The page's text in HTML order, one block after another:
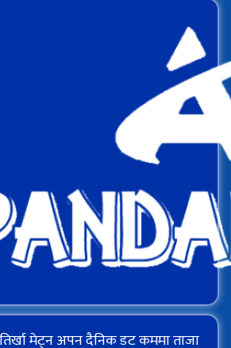
मेट्न अपन दैनिक डट कममा ताजा